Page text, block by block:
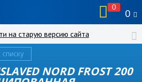
0
0
на старую версию сайта
NORD FROST 200